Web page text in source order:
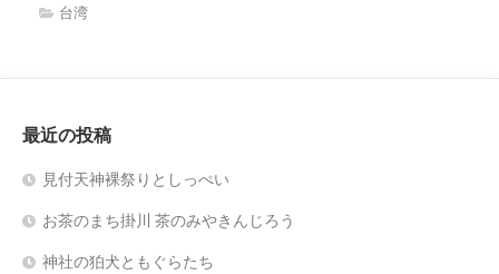
台湾
最近の投稿
見付天神裸祭りとしっぺい
お茶のまち掛川 茶のみやきんじろう
神社の狛犬ともぐらたち